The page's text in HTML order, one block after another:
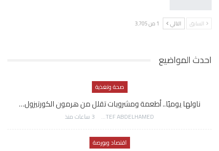
السابق التالي 1 من 3٬705
احدث المواضيع
صحة وتغذية
ناولها يوميًا.. أطعمة ومشروبات تقلل من هرمون الكورتيزول…
AWATEF ABDELHAMED 3 ساعات منذ
اقتصاد وبورصة